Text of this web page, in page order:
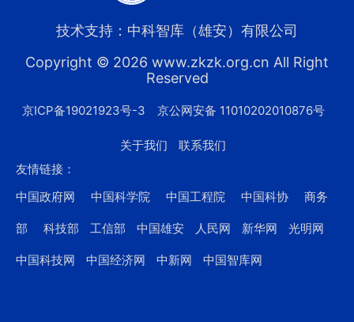
技术支持：中科智库（雄安）有限公司
Copyright © 2026 www.zkzk.org.cn All Right
Reserved
京ICP备19021923号-3 京公网安备 11010202010876号
关于我们
联系我们
友情链接：
中国政府网
中国科学院 中国工程院 中国科协 商务
部 科技部 工信部 中国雄安 人民网 新华网 光明网
中国科技网 中国经济网 中新网 中国智库网